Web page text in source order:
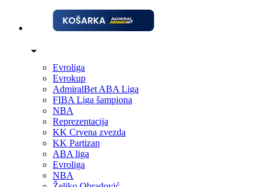
Evroliga
Evrokup
AdmiralBet ABA Liga
FIBA Liga šampiona
NBA
Reprezentacija
KK Crvena zvezda
KK Partizan
ABA liga
Evroliga
NBA